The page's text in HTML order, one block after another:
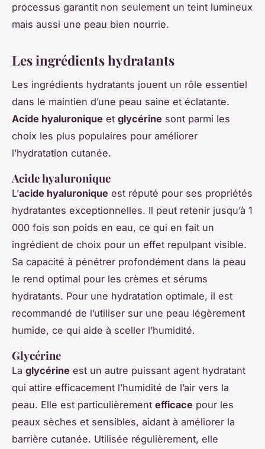
processus garantit non seulement un teint lumineux
mais aussi une peau bien nourrie.
Les ingrédients hydratants
Les ingrédients hydratants jouent un rôle essentiel
dans le maintien d’une peau saine et éclatante.
Acide hyaluronique et glycérine sont parmi les
choix les plus populaires pour améliorer
l’hydratation cutanée.
Acide hyaluronique
L’acide hyaluronique est réputé pour ses propriétés
hydratantes exceptionnelles. Il peut retenir jusqu’à 1
000 fois son poids en eau, ce qui en fait un
ingrédient de choix pour un effet repulpant visible.
Sa capacité à pénétrer profondément dans la peau
le rend optimal pour les crèmes et sérums
hydratants. Pour une hydratation optimale, il est
recommandé de l’utiliser sur une peau légèrement
humide, ce qui aide à sceller l’humidité.
Glycérine
La glycérine est un autre puissant agent hydratant
qui attire efficacement l’humidité de l’air vers la
peau. Elle est particulièrement efficace pour les
peaux sèches et sensibles, aidant à améliorer la
barrière cutanée. Utilisée régulièrement, elle